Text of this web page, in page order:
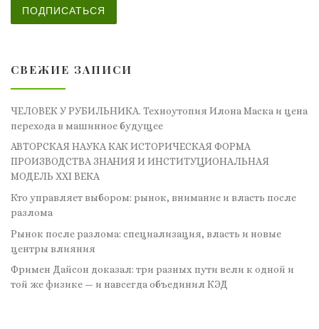
ПОДПИСАТЬСЯ
СВЕЖИЕ ЗАПИСИ
ЧЕЛОВЕК У РУБИЛЬНИКА. Техноутопия Илона Маска и цена
перехода в машинное будущее
АВТОРСКАЯ НАУКА КАК ИСТОРИЧЕСКАЯ ФОРМА
ПРОИЗВОДСТВА ЗНАНИЯ И ИНСТИТУЦИОНАЛЬНАЯ
МОДЕЛЬ XXI ВЕКА
Кто управляет выбором: рынок, внимание и власть после
разлома
Рынок после разлома: специализация, власть и новые
центры влияния
Фримен Дайсон доказал: три разных пути вели к одной и
той же физике — и навсегда объединил КЭД